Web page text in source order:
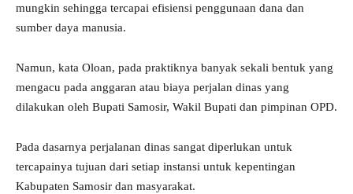
mungkin sehingga tercapai efisiensi penggunaan dana dan
sumber daya manusia.
Namun, kata Oloan, pada praktiknya banyak sekali bentuk yang
mengacu pada anggaran atau biaya perjalan dinas yang
dilakukan oleh Bupati Samosir, Wakil Bupati dan pimpinan OPD.
Pada dasarnya perjalanan dinas sangat diperlukan untuk
tercapainya tujuan dari setiap instansi untuk kepentingan
Kabupaten Samosir dan masyarakat.